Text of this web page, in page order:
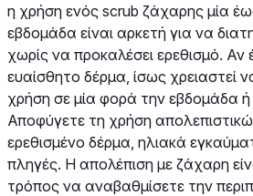
η χρήση ενός scrub ζάχαρης μία
εβδομάδα είναι αρκετή για να
χωρίς να προκαλέσει ερεθισμό. Αν
ευαίσθητο δέρμα, ίσως χρειαστεί
χρήση σε μία φορά την εβδομάδα ή
Αποφύγετε τη χρήση
ερεθισμένο δέρμα, ηλιακά
πληγές. Η απολέπιση με ζάχαρη
τρόπος να αναβαθμίσετε την